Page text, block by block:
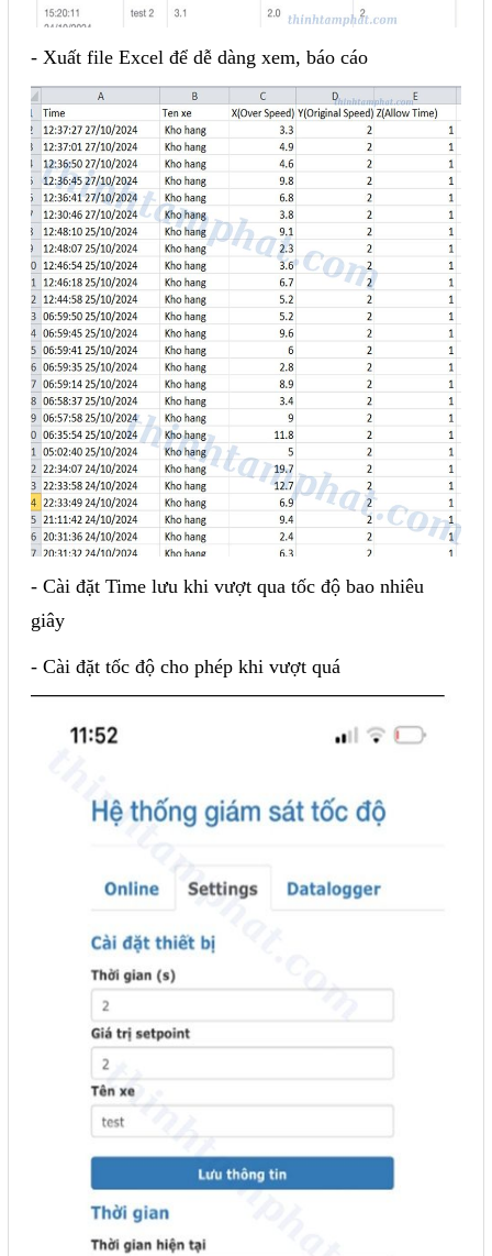
- Xuất file Excel để dễ dàng xem, báo cáo
- Cài đặt Time lưu khi vượt qua tốc độ bao nhiêu
giây
- Cài đặt tốc độ cho phép khi vượt quá